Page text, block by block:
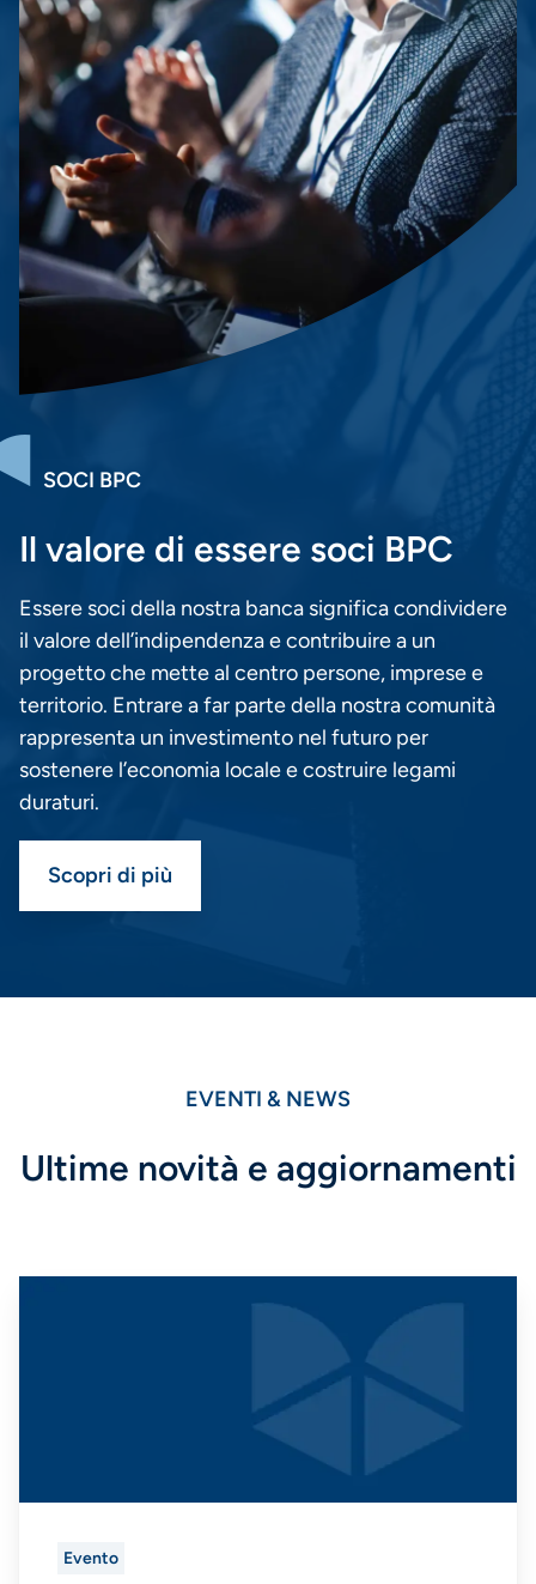
SOCI BPC
Il valore di essere soci BPC
Essere soci della nostra banca significa condividere
il valore dell’indipendenza e contribuire a un
progetto che mette al centro persone, imprese e
territorio. Entrare a far parte della nostra comunità
rappresenta un investimento nel futuro per
sostenere l’economia locale e costruire legami
duraturi.
Scopri di più
EVENTI & NEWS
Ultime novità e aggiornamenti
Evento